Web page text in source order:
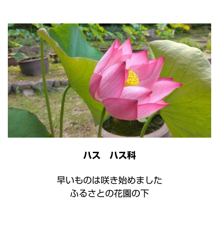
ハス ハス科
早いものは咲き始めました
ふるさとの花園の下